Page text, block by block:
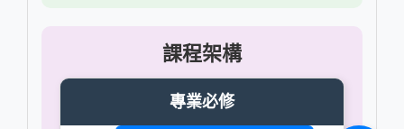
課程架構
專業必修